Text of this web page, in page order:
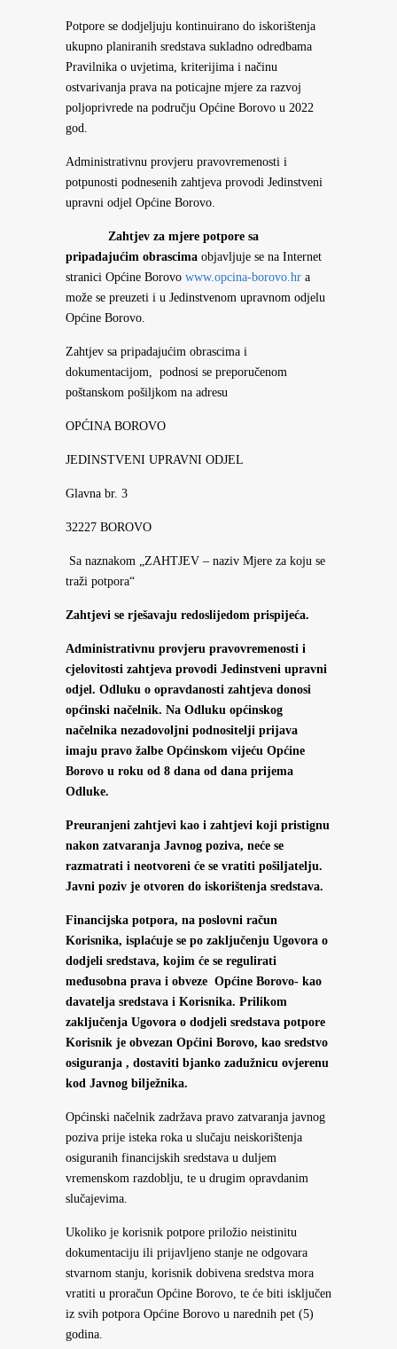
Potpore se dodjeljuju kontinuirano do iskorištenja
ukupno planiranih sredstava sukladno odredbama
Pravilnika o uvjetima, kriterijima i načinu
ostvarivanja prava na poticajne mjere za razvoj
poljoprivrede na području Općine Borovo u 2022
god.
Administrativnu provjeru pravovremenosti i
potpunosti podnesenih zahtjeva provodi Jedinstveni
upravni odjel Općine Borovo.
Zahtjev za mjere potpore sa
pripadajućim obrascima objavljuje se na Internet
stranici Općine Borovo www.opcina-borovo.hr a
može se preuzeti i u Jedinstvenom upravnom odjelu
Općine Borovo.
Zahtjev sa pripadajućim obrascima i
dokumentacijom, podnosi se preporučenom
poštanskom pošiljkom na adresu
OPĆINA BOROVO
JEDINSTVENI UPRAVNI ODJEL
Glavna br. 3
32227 BOROVO
Sa naznakom „ZAHTJEV – naziv Mjere za koju se
traži potpora“
Zahtjevi se rješavaju redoslijedom prispijeća.
Administrativnu provjeru pravovremenosti i
cjelovitosti zahtjeva provodi Jedinstveni upravni
odjel. Odluku o opravdanosti zahtjeva donosi
općinski načelnik. Na Odluku općinskog
načelnika nezadovoljni podnositelji prijava
imaju pravo žalbe Općinskom vijeću Općine
Borovo u roku od 8 dana od dana prijema
Odluke.
Preuranjeni zahtjevi kao i zahtjevi koji pristignu
nakon zatvaranja Javnog poziva, neće se
razmatrati i neotvoreni će se vratiti pošiljatelju.
Javni poziv je otvoren do iskorištenja sredstava.
Financijska potpora, na poslovni račun
Korisnika, isplaćuje se po zaključenju Ugovora o
dodjeli sredstava, kojim će se regulirati
međusobna prava i obveze Općine Borovo- kao
davatelja sredstava i Korisnika. Prilikom
zaključenja Ugovora o dodjeli sredstava potpore
Korisnik je obvezan Općini Borovo, kao sredstvo
osiguranja , dostaviti bjanko zadužnicu ovjerenu
kod Javnog bilježnika.
Općinski načelnik zadržava pravo zatvaranja javnog
poziva prije isteka roka u slučaju neiskorištenja
osiguranih financijskih sredstava u duljem
vremenskom razdoblju, te u drugim opravdanim
slučajevima.
Ukoliko je korisnik potpore priložio neistinitu
dokumentaciju ili prijavljeno stanje ne odgovara
stvarnom stanju, korisnik dobivena sredstva mora
vratiti u proračun Općine Borovo, te će biti isključen
iz svih potpora Općine Borovo u narednih pet (5)
godina.